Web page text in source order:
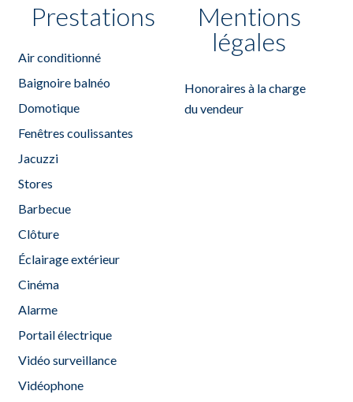
Prestations
Air conditionné
Baignoire balnéo
Domotique
Fenêtres coulissantes
Jacuzzi
Stores
Barbecue
Clôture
Éclairage extérieur
Cinéma
Alarme
Portail électrique
Vidéo surveillance
Vidéophone
Mentions
légales
Honoraires à la charge
du vendeur